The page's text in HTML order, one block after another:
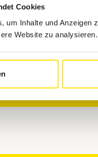
Cookies
um Inhalte und Anzeigen
Website zu analysieren.